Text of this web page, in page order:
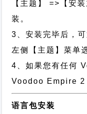
【主题】 =>【安
装。
3、安装完毕后，
左侧【主题】菜单
4、如果您有任何
Voodoo Empire 2
语言包安装